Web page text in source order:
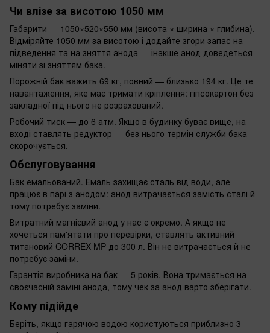
Чи влізе за висотою 1050 мм
Габарити — 1050×520×550 мм (висота × ширина × глибина).
Відміряйте 1050 мм за висотою і додайте згори запас на
підведення та на зняття анода — інакше анод доведеться
міняти зі зняттям бака.
Порожній бак важить 69 кг, повний — близько 194 кг. Це те
навантаження, яке має тримати кріплення: гіпсокартон без
закладної під нього не розрахований.
Робочий тиск — до 6 атм. Якщо в будинку буває вище, на
вході ставлять редуктор — без нього термін служби бака
скорочується.
Обслуговування
Бак емальований. Емаль захищає сталь від води, але
працює в парі з анодом: анод витрачається замість сталі й
тому потребує заміни.
Витратний магнієвий анод у нас є окремо. А якщо не
хочеться пам'ятати про перевірки, ставлять активний
титановий CORREX MP до 300 л. Він не витрачається й не
потребує заміни.
Гарантія виробника на бак — 5 років. Вона тримається на
своєчасній заміні анода, тому чек за анод варто зберігати.
Кому підійде
Беріть, якщо гарячою водою користуються приблизно 3